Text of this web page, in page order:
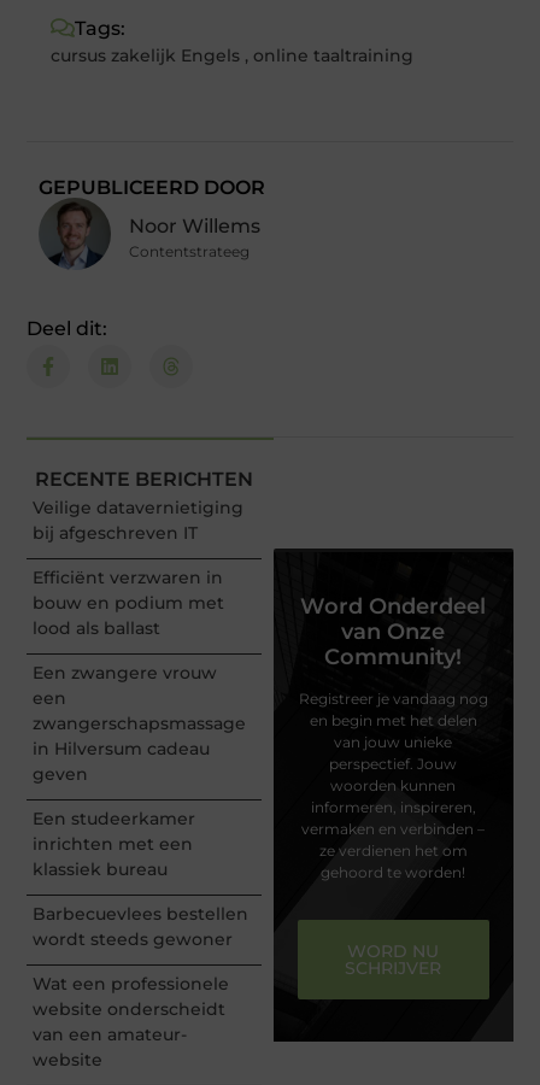
Tags:
cursus zakelijk Engels , online taaltraining
GEPUBLICEERD DOOR
Noor Willems
Contentstrateeg
Deel dit:
RECENTE BERICHTEN
Veilige datavernietiging
bij afgeschreven IT
Efficiënt verzwaren in
bouw en podium met
lood als ballast
Een zwangere vrouw
een
zwangerschapsmassage
in Hilversum cadeau
geven
Een studeerkamer
inrichten met een
klassiek bureau
Barbecuevlees bestellen
wordt steeds gewoner
Wat een professionele
website onderscheidt
van een amateur-
website
Word Onderdeel
van Onze
Community!
Registreer je vandaag nog
en begin met het delen
van jouw unieke
perspectief. Jouw
woorden kunnen
informeren, inspireren,
vermaken en verbinden –
ze verdienen het om
gehoord te worden!
WORD NU
SCHRIJVER